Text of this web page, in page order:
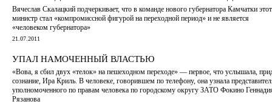
Вячеслав Скалацкий подчеркивает, что в команде нового губернатора Камчатки этот
министр стал «компромиссной фигурой на переходной период» и не является
«человеком губернатора»
21.07.2011
УПАЛ НАМОЧЕННЫЙ ВЛАСТЬЮ
«Вова, я сбил двух «телок» на пешеходном переходе» — первое, что услышала,
сознание, Ира Криль. В человеке, говорившем по телефону, она узнала
уполномоченного по правам человека по городскому округу ЗАТО Фокино
Рязанова